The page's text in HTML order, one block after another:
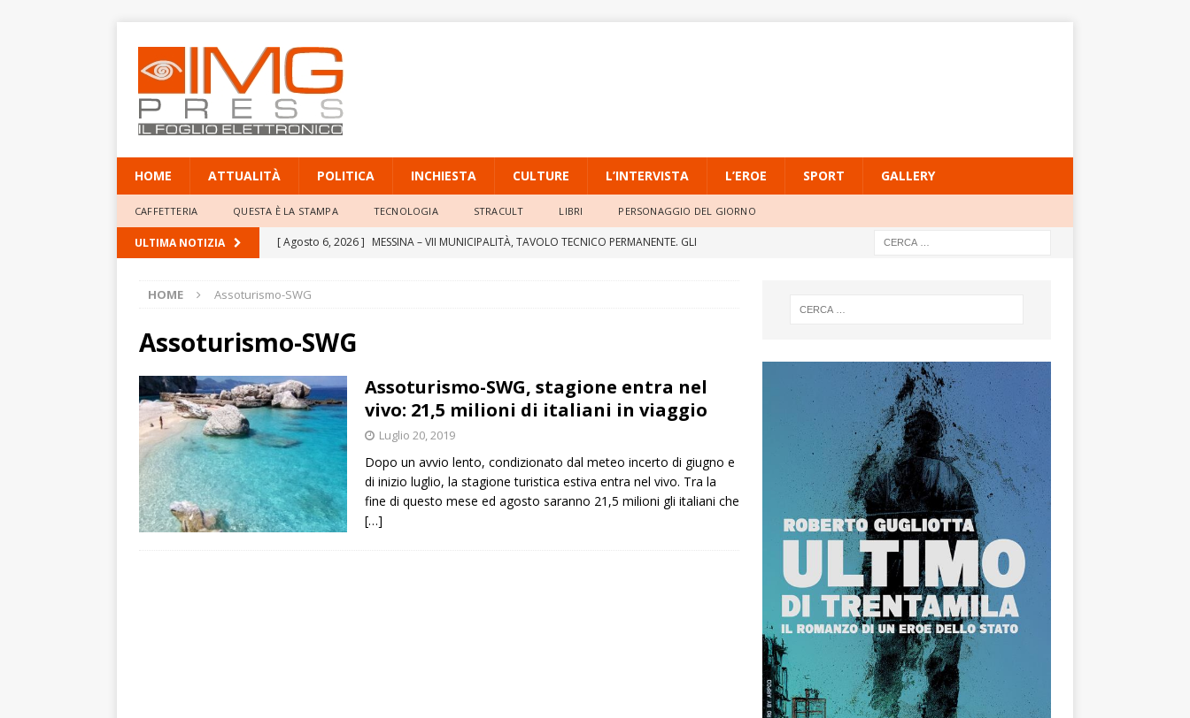
HOME ATTUALITÀ POLITICA INCHIESTA CULTURE L’INTERVISTA L’EROE SPORT GALLERY
CAFFETTERIA QUESTA È LA STAMPA TECNOLOGIA STRACULT LIBRI PERSONAGGIO DEL GIORNO
ULTIMA NOTIZIA [ Agosto 6, 2026 ] MESSINA – VII MUNICIPALITÀ, TAVOLO TECNICO PERMANENTE. GLI
[ Agosto 6, 2026 ]
ACCELERAZIONE SENZA DATI CERTI
movente il progetto professionale di Bottari (nona puntata)
INCHIESTA
[ Agosto 6, 2026 ]
Per non dimenticare Cassarà, Antiochia e Agostino
POLITICA
[ Agosto 6, 2026 ]
del Faro
ATTUALITÀ
HOME Assoturismo-SWG
Assoturismo-SWG
Assoturismo-SWG, stagione entra nel
vivo: 21,5 milioni di italiani in viaggio
Luglio 20, 2019
Dopo un avvio lento, condizionato dal meteo incerto di giugno e
di inizio luglio, la stagione turistica estiva entra nel vivo. Tra la
fine di questo mese ed agosto saranno 21,5 milioni gli italiani che
[…]